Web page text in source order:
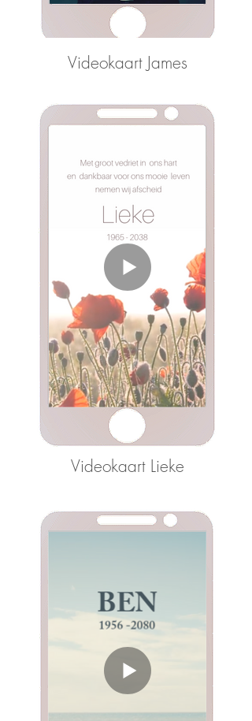
Videokaart James
Videokaart Lieke